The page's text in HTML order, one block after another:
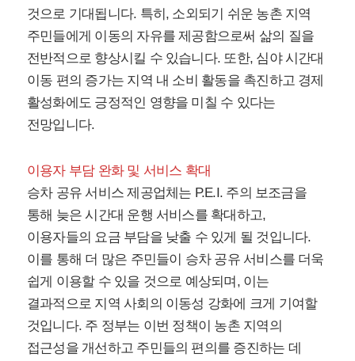
것으로 기대됩니다. 특히, 소외되기 쉬운 농촌 지역
주민들에게 이동의 자유를 제공함으로써 삶의 질을
전반적으로 향상시킬 수 있습니다. 또한, 심야 시간대
이동 편의 증가는 지역 내 소비 활동을 촉진하고 경제
활성화에도 긍정적인 영향을 미칠 수 있다는
전망입니다.
이용자 부담 완화 및 서비스 확대
승차 공유 서비스 제공업체는 P.E.I. 주의 보조금을
통해 늦은 시간대 운행 서비스를 확대하고,
이용자들의 요금 부담을 낮출 수 있게 될 것입니다.
이를 통해 더 많은 주민들이 승차 공유 서비스를 더욱
쉽게 이용할 수 있을 것으로 예상되며, 이는
결과적으로 지역 사회의 이동성 강화에 크게 기여할
것입니다. 주 정부는 이번 정책이 농촌 지역의
접근성을 개선하고 주민들의 편의를 증진하는 데